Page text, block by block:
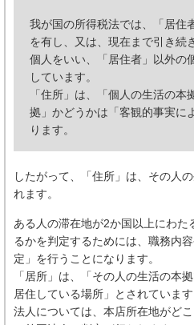
我が国の所得税法では、「居住
を有し、又は、現在まで引き続
個人をいい、「居住者」以外の
しています。
「住所」は、「個人の生活の本
拠」かどうかは「客観的事実に
ります。
したがって、「住所」は、その人
れます。
ある人の滞在地が2か国以上にわた
るかを判定するためには、職務内
定」を行うことになります。
「居所」は、「その人の生活の本
居住している場所」とされています
法人については、本店所在地がど